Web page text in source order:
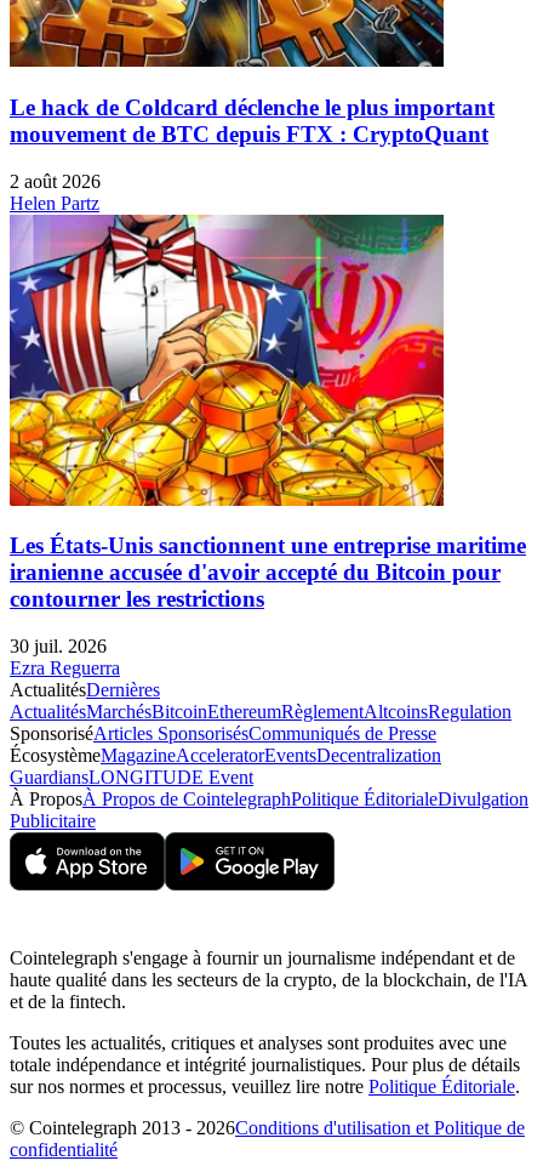
Le hack de Coldcard déclenche le plus important
mouvement de BTC depuis FTX : CryptoQuant
2 août 2026
Helen Partz
Les États-Unis sanctionnent une entreprise maritime
iranienne accusée d'avoir accepté du Bitcoin pour
contourner les restrictions
30 juil. 2026
Ezra Reguerra
ActualitésDernières
ActualitésMarchésBitcoinEthereumRèglementAltcoinsRegulation
SponsoriséArticles SponsorisésCommuniqués de Presse
ÉcosystèmeMagazineAcceleratorEventsDecentralization
GuardiansLONGITUDE Event
À ProposÀ Propos de CointelegraphPolitique ÉditorialeDivulgation
Publicitaire
Cointelegraph s'engage à fournir un journalisme indépendant et de
haute qualité dans les secteurs de la crypto, de la blockchain, de l'IA
et de la fintech.
Toutes les actualités, critiques et analyses sont produites avec une
totale indépendance et intégrité journalistiques. Pour plus de détails
sur nos normes et processus, veuillez lire notre Politique Éditoriale.
© Cointelegraph 2013 - 2026Conditions d'utilisation et Politique de
confidentialité